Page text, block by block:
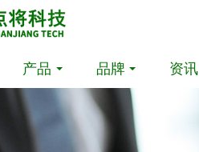
产品 品牌 资讯